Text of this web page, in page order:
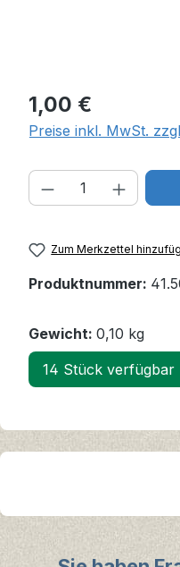
Regulärer Preis:
1,00 €
Preise inkl. MwSt.
Produkt
Zum Merkzettel
Produktnummer:
Gewicht: 0,10 kg
14 Stück verfügbar